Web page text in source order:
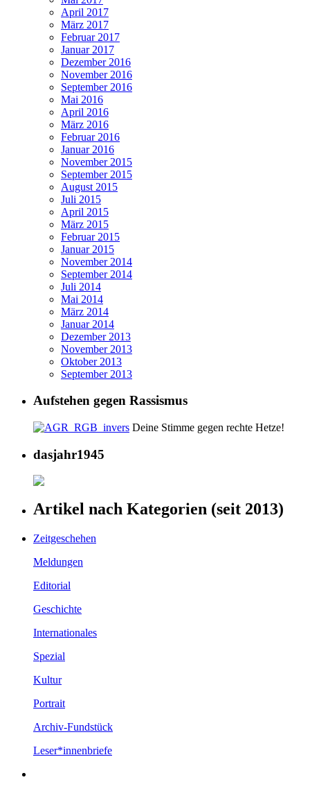
April 2017
März 2017
Februar 2017
Januar 2017
Dezember 2016
November 2016
September 2016
Mai 2016
April 2016
März 2016
Februar 2016
Januar 2016
November 2015
September 2015
August 2015
Juli 2015
April 2015
März 2015
Februar 2015
Januar 2015
November 2014
September 2014
Juli 2014
Mai 2014
März 2014
Januar 2014
Dezember 2013
November 2013
Oktober 2013
September 2013
Aufstehen gegen Rassismus
Deine Stimme gegen rechte Hetze!
dasjahr1945
Artikel nach Kategorien (seit 2013)
Zeitgeschehen
Meldungen
Editorial
Geschichte
Internationales
Spezial
Kultur
Portrait
Archiv-Fundstück
Leser*innenbriefe